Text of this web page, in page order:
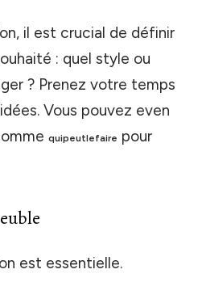
il est crucial de définir
: quel style ou
? Prenez votre temps
Vous pouvez even
quipeutlefaire pour
est essentielle.